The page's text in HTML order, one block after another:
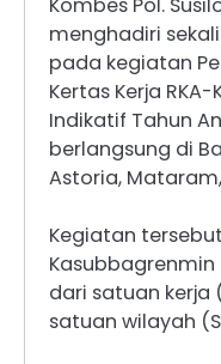
menghadiri
pada kegiatan
Kertas Kerja RKA-
Indikatif Tahun
berlangsung di
Astoria,
Kegiatan
dari satuan kerja
satuan wilayah